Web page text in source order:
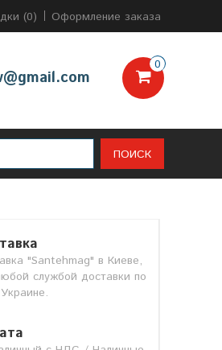
(0) Оформление заказа
0
ПОИСК
"Santehmag" в Киеве,
службой доставки по